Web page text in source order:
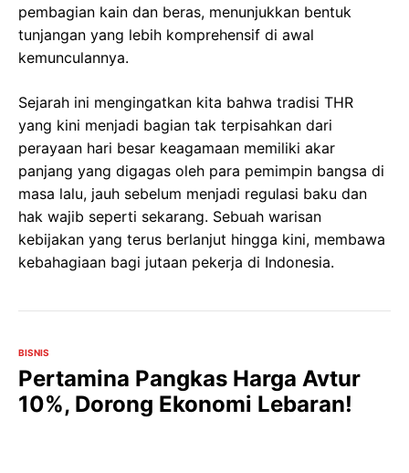
pembagian kain dan beras, menunjukkan bentuk
tunjangan yang lebih komprehensif di awal
kemunculannya.
Sejarah ini mengingatkan kita bahwa tradisi THR
yang kini menjadi bagian tak terpisahkan dari
perayaan hari besar keagamaan memiliki akar
panjang yang digagas oleh para pemimpin bangsa di
masa lalu, jauh sebelum menjadi regulasi baku dan
hak wajib seperti sekarang. Sebuah warisan
kebijakan yang terus berlanjut hingga kini, membawa
kebahagiaan bagi jutaan pekerja di Indonesia.
BISNIS
Pertamina Pangkas Harga Avtur
10%, Dorong Ekonomi Lebaran!